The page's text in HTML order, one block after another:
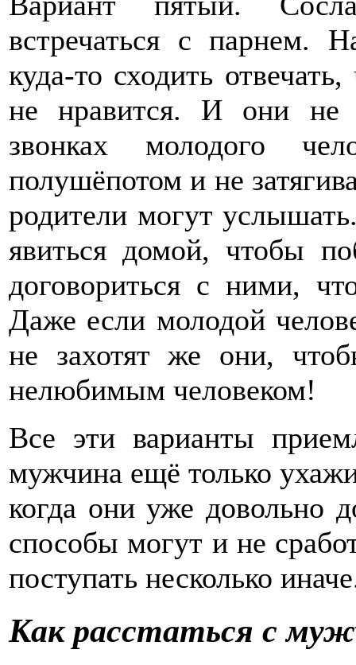
встречаться с парнем.
куда-то сходить
не нравится. И они не
звонках молодого
полушёпотом и не
родители могут
явиться домой, чтобы
договориться с ними,
Даже если молодой
не захотят же они,
нелюбимым человеком!
Все эти варианты
мужчина ещё только
когда они уже довольно
способы могут и не
поступать несколько
Как расстаться с